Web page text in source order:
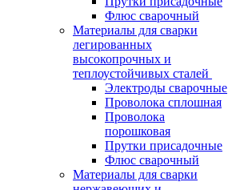
Флюс сварочный
Материалы для сварки
легированных
высокопрочных и
теплоустойчивых сталей
Электроды сварочные
Проволока сплошная
Проволока
порошковая
Прутки присадочные
Флюс сварочный
Материалы для сварки